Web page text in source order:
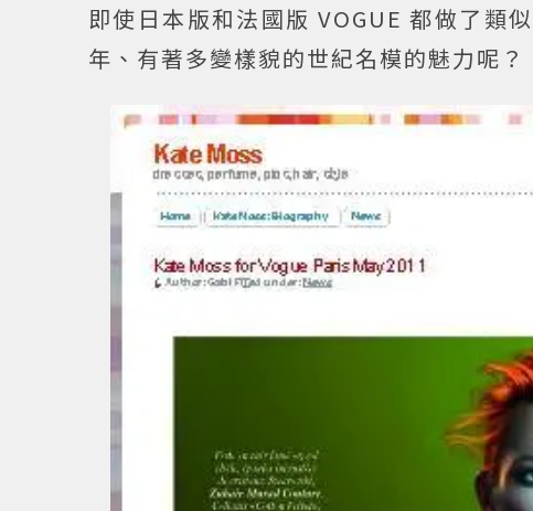
即使日本版和法國版 VOGUE 都做了類
年、有著多變樣貌的世紀名模的魅力呢？